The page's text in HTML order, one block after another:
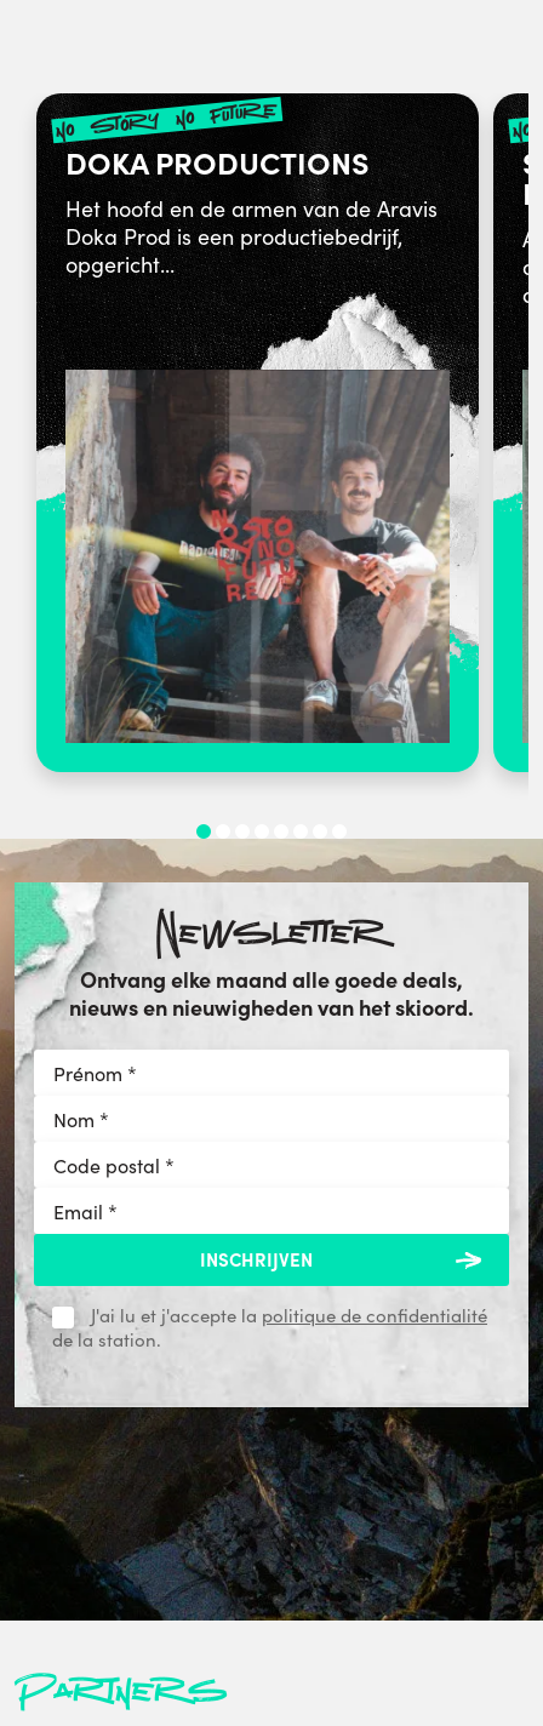
no story no future
DOKA PRODUCTIONS
Het hoofd en de armen van de Aravis
Doka Prod is een productiebedrijf,
opgericht...
Newsletter
Ontvang elke maand alle goede deals,
nieuws en nieuwigheden van het skioord.
J'ai lu et j'accepte la politique de confidentialité
de la station.
Partners